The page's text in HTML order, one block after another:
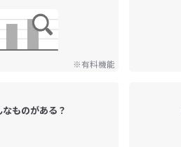
※有料機能
ものがある？